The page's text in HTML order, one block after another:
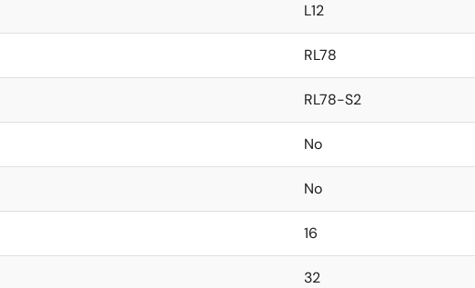
L12
RL78
RL78-S2
No
No
16
32